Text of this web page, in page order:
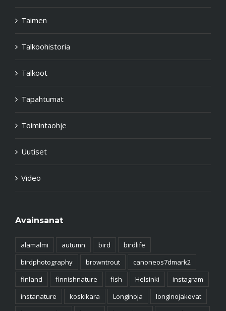
Taimen
Talkoohistoria
Talkoot
Tapahtumat
Toimintaohje
Uutiset
Video
Avainsanat
alamalmi autumn bird
birdlife
birdphotography
browntrout
canoneos7dmark2
finland
finnishnature fish Helsinki
instagram
instanature
koskikara Longinoja
longinojakevat